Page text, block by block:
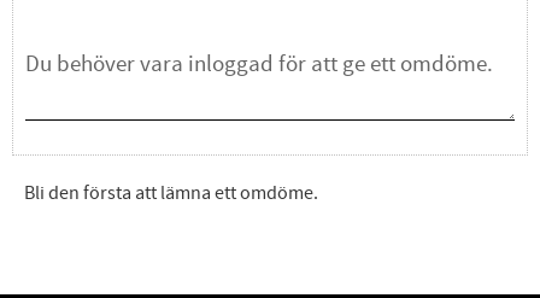
Bli den första att lämna ett omdöme.